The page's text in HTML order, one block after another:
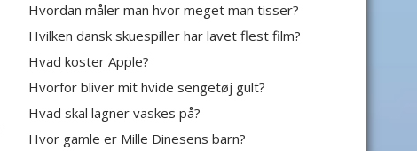
Hvordan måler man hvor meget man tisser?
Hvilken dansk skuespiller har lavet flest film?
Hvad koster Apple?
Hvorfor bliver mit hvide sengetøj gult?
Hvad skal lagner vaskes på?
Hvor gamle er Mille Dinesens barn?